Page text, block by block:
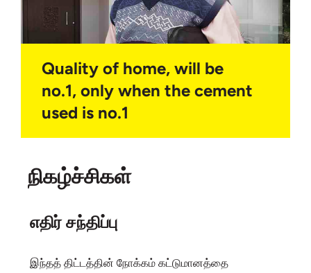
Quality of home, will be
no.1, only when the cement
used is no.1
நிகழ்ச்சிகள்
எதிர் சந்திப்பு
இந்தத் திட்டத்தின் நோக்கம் கட்டுமானத்தை